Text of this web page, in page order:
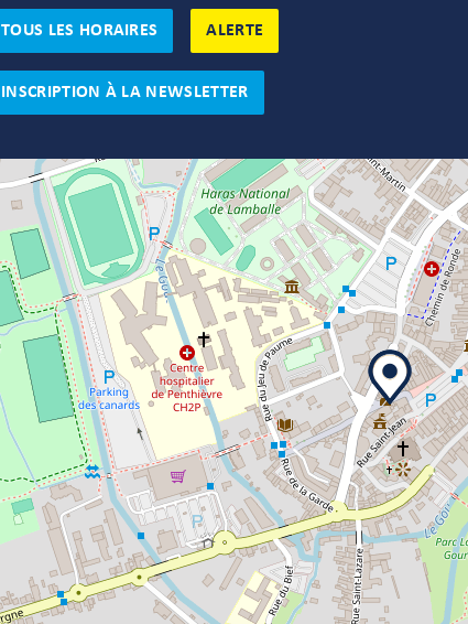
TOUS LES HORAIRES ALERTE
INSCRIPTION À LA NEWSLETTER